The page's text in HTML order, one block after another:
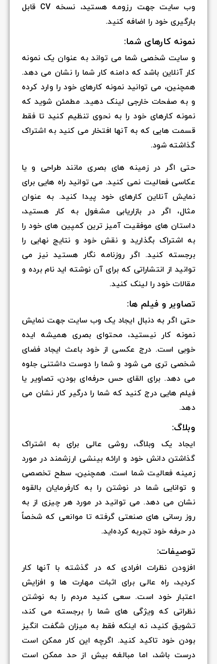
وب سایت جهت رزومه هستید، نسخه CV قابل
بارگیری خود را اضافه کنید.
نمونه کارهای شما:
و سایت شخصی شما می تواند به عنوان یک نمونه
کار آنلاین باشد که دامنه کار شما را نشان می دهد.
همچنین، می توانید نمونه کارهای خود را وارد کرده
و به صفحات خارجی لینک دهید. مطمئن شوید که
نمونه کارهای خود را به نحوی تنظیم کنید تا فقط
قسمت هایی که به آنها افتخار می کنید به اشتراک
گذاشته شود.
حتی اگر در زمینه های بصری مانند طراحی و یا
عکاسی فعالیت نمی کنید. می توانید راه هایی برای
نمایش آنلاین کارهای خود پیدا کنید. به عنوان
مثال، اگر در بازاریابی مشغول به کار هستید،
داستان های موفقیت آمیز ترین کمپین های خود را
به اشتراک بگذارید و نقش خود و نتایج نهایی را
برجسته کنید. اگر روزنامه نگار هستید نیز می
توانید از انتشاراتی که برای آن نوشته اید نام برده و
مقالات خود را لینک کنید.
تصاویر و فیلم ها:
حتی اگر به دنبال ایجاد یک وب سایت جهت نمایش
نمونه کار نیستید، محتوای بصری همیشه ایده
خوبی است. درج عکسی از خود باعث ایجاد فضای
شخصی تری می شود و شما را دوست داشتنی جلوه
می دهد. برای القای حس حرفه‌ای بودن، تصاویر یا
فیلم هایی درج کنید که شما را درگیر کار نشان می
دهد.
وبلاگ:
ایجاد یک وبلاگ، روشی عالی برای به اشتراک
گذاشتن دانش خود و ارائه بینشی ارزشمند در مورد
زمینه فعالیت شما است. همچنین، سطح تخصصی
و توانایی شما در نوشتن را به کارفرمایان بالقوه
نشان می دهد. می توانید در مورد هر چیزی از به
روز رسانی های صنعتی گرفته تا موانعی که شخصاً
در حرفه خود تجربه کرده‌اید.
توصیفات:
افزودن نظرات افرادی که در گذشته با آنها کار
کردید، راه عالی برای اثبات مهارت ها و افزایش
اعتبار خود است. سعی کنید مردم را به نوشتن
نظراتی که ویژگی های شما را برجسته می کند،
تشویق کنید، نه اینکه فقط به میزان شگفت انگیز
بودن خود تاکید کنید. اگرچه این کار ممکن است
درست باشد، اما مبالغه بیش از حد ممکن است